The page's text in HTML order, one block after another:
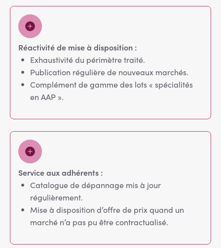
Réactivité de mise à disposition :
Exhaustivité du périmètre traité.
Publication régulière de nouveaux marchés.
Complément de gamme des lots « spécialités
en AAP ».
Service aux adhérents :
Catalogue de dépannage mis à jour
régulièrement.
Mise à disposition d’offre de prix quand un
marché n’a pas pu être contractualisé.